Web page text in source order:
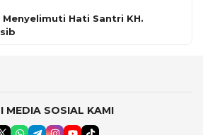
Menyelimuti Hati Santri KH.
MEDIA SOSIAL KAMI